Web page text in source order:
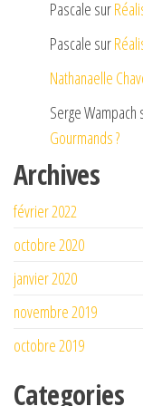
Pascale sur
Pascale sur
Nathanaelle
Serge Wampach
Gourmands ?
Archives
février 2022
octobre 2020
janvier 2020
novembre 2019
octobre 2019
Categories